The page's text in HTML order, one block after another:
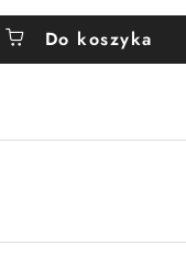
Do koszyka